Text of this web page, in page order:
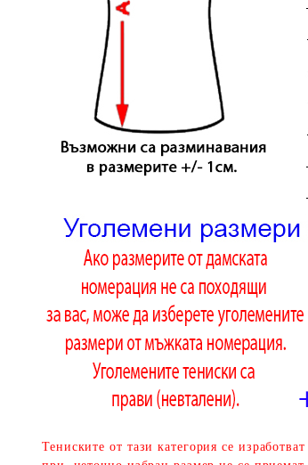
Тениските от тази категория се